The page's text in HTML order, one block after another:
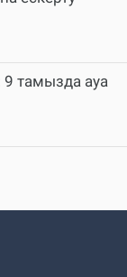
9 тамызда ауа